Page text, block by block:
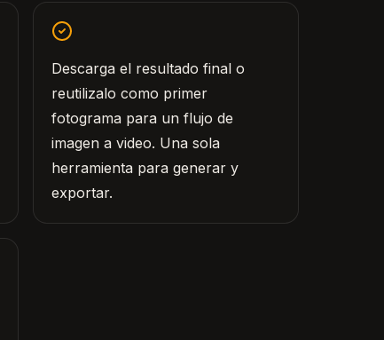
Descarga el resultado final o
reutilizalo como primer
fotograma para un flujo de
imagen a video. Una sola
herramienta para generar y
exportar.